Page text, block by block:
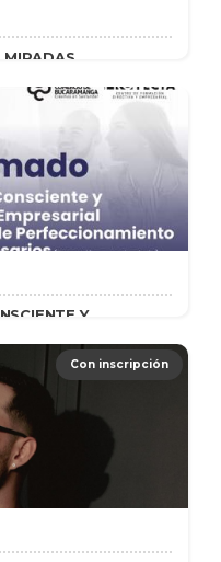
MIRADAS
Y
Con inscripción